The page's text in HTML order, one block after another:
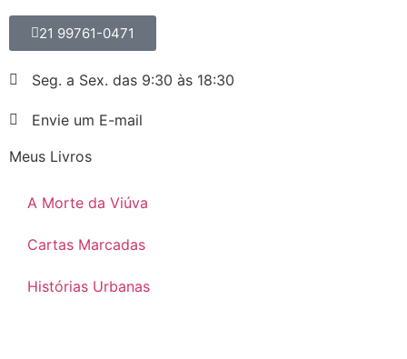
21 99761-0471
Seg. a Sex. das 9:30 às 18:30
Envie um E-mail
Meus Livros
A Morte da Viúva
Cartas Marcadas
Histórias Urbanas